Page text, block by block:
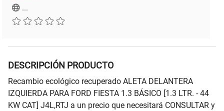
...
DESCRIPCIÓN PRODUCTO
Recambio ecológico recuperado ALETA DELANTERA
IZQUIERDA PARA FORD FIESTA 1.3 BÁSICO [1.3 LTR. - 44
KW CAT] J4L,RTJ a un precio que necesitará CONSULTAR y